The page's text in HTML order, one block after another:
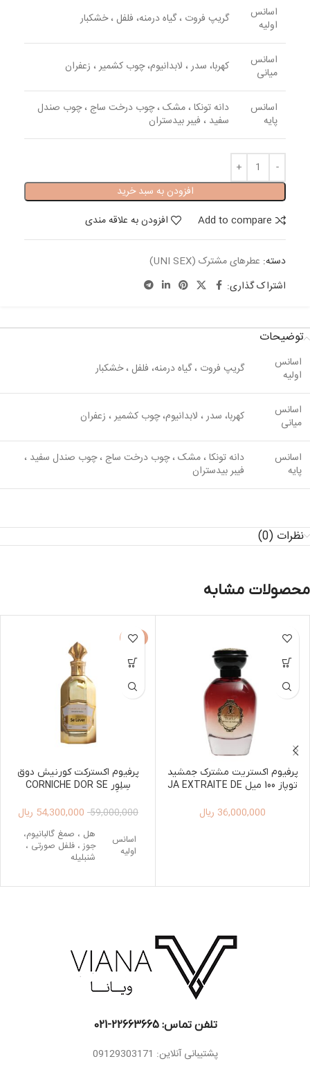
اسانس
اولیه گریپ فروت ، گیاه درمنه، فلفل ، خشکبار
اسانس
میانی کهربا، سدر ، لابدانیوم، چوب کشمیر ، زعفران
اسانس
پایه
دانه تونکا ، مشک ، چوب درخت ساج ، چوب صندل
سفید ، فیبر بیدستران
افزودن به سبد خرید
Add to compare
افزودن به علاقه مندی
دسته: عطرهای مشترک (UNI SEX)
اشتراک گذاری:
توضیحات
اسانس
اولیه گریپ فروت ، گیاه درمنه، فلفل ، خشکبار
اسانس
میانی کهربا، سدر ، لابدانیوم، چوب کشمیر ، زعفران
اسانس
پایه
دانه تونکا ، مشک ، چوب درخت ساج ، چوب صندل سفید ،
فیبر بیدستران
نظرات (0)
محصولات مشابه
پرفیوم اکستریت مشترک جمشید
توپاز 100 میل JA EXTRAITE DE
36,000,000 ریال
-8%
پرفیوم اکسترکت کورنیش دوق
سِلِوِر CORNICHE DOR SE
125ML UNISEX59,000,000
54,300,000 ریال
اسانس
اولیه
هل ، صمغ گالبانیوم،
جوز ، فلفل صورتی ،
شنبلیله
اسانس
نعناع هندی ، چرم ،
اسانس
پایه
سفید ، صمغ کندر ،
گیاه ناگارموتا،
گوستوس
تلفن تماس: 22663665-021​
پشتیبانی آنلاین: 09129303171